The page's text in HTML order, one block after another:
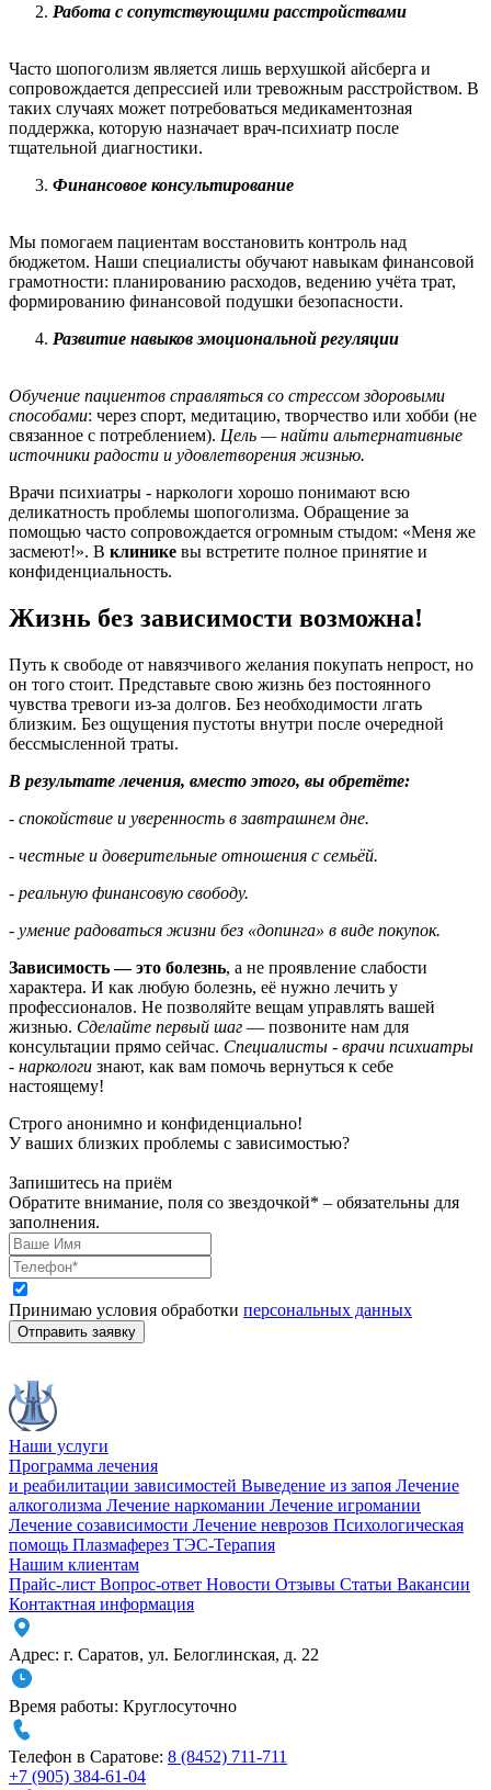
Работа с сопутствующими расстройствами
Часто шопоголизм является лишь верхушкой айсберга и
сопровождается депрессией или тревожным расстройством. В
таких случаях может потребоваться медикаментозная
поддержка, которую назначает врач-психиатр после
тщательной диагностики.
Финансовое консультирование
Мы помогаем пациентам восстановить контроль над
бюджетом. Наши специалисты обучают навыкам финансовой
грамотности: планированию расходов, ведению учёта трат,
формированию финансовой подушки безопасности.
Развитие навыков эмоциональной регуляции
Обучение пациентов справляться со стрессом здоровыми
способами: через спорт, медитацию, творчество или хобби (не
связанное с потреблением). Цель — найти альтернативные
источники радости и удовлетворения жизнью.
Врачи психиатры - наркологи хорошо понимают всю
деликатность проблемы шопоголизма. Обращение за
помощью часто сопровождается огромным стыдом: «Меня же
засмеют!». В клинике вы встретите полное принятие и
конфиденциальность.
Жизнь без зависимости возможна!
Путь к свободе от навязчивого желания покупать непрост, но
он того стоит. Представьте свою жизнь без постоянного
чувства тревоги из-за долгов. Без необходимости лгать
близким. Без ощущения пустоты внутри после очередной
бессмысленной траты.
В результате лечения, вместо этого, вы обретёте:
- спокойствие и уверенность в завтрашнем дне.
- честные и доверительные отношения с семьёй.
- реальную финансовую свободу.
- умение радоваться жизни без «допинга» в виде покупок.
Зависимость — это болезнь, а не проявление слабости
характера. И как любую болезнь, её нужно лечить у
профессионалов. Не позволяйте вещам управлять вашей
жизнью. Сделайте первый шаг — позвоните нам для
консультации прямо сейчас. Специалисты - врачи психиатры
- наркологи знают, как вам помочь вернуться к себе
настоящему!
Строго анонимно и конфиденциально!
У ваших близких проблемы с зависимостью?
Запишитесь на приём
Обратите внимание, поля со звездочкой* – обязательны для
заполнения.
Принимаю условия обработки персональных данных
Отправить заявку
Наши услуги
Программа лечения
и реабилитации зависимостей Выведение из запоя Лечение
алкоголизма Лечение наркомании Лечение игромании
Лечение созависимости Лечение неврозов Психологическая
помощь Плазмаферез ТЭС-Терапия
Нашим клиентам
Прайс-лист Вопрос-ответ Новости Отзывы Статьи Вакансии
Контактная информация
Адрес: г. Саратов, ул. Белоглинская, д. 22
Время работы: Круглосуточно
Телефон в Саратове: 8 (8452) 711-711
+7 (905) 384-61-04